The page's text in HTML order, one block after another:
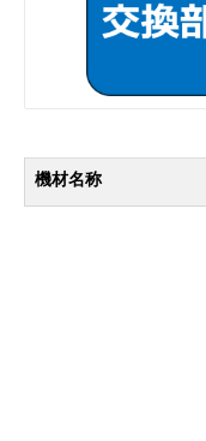
機材名称